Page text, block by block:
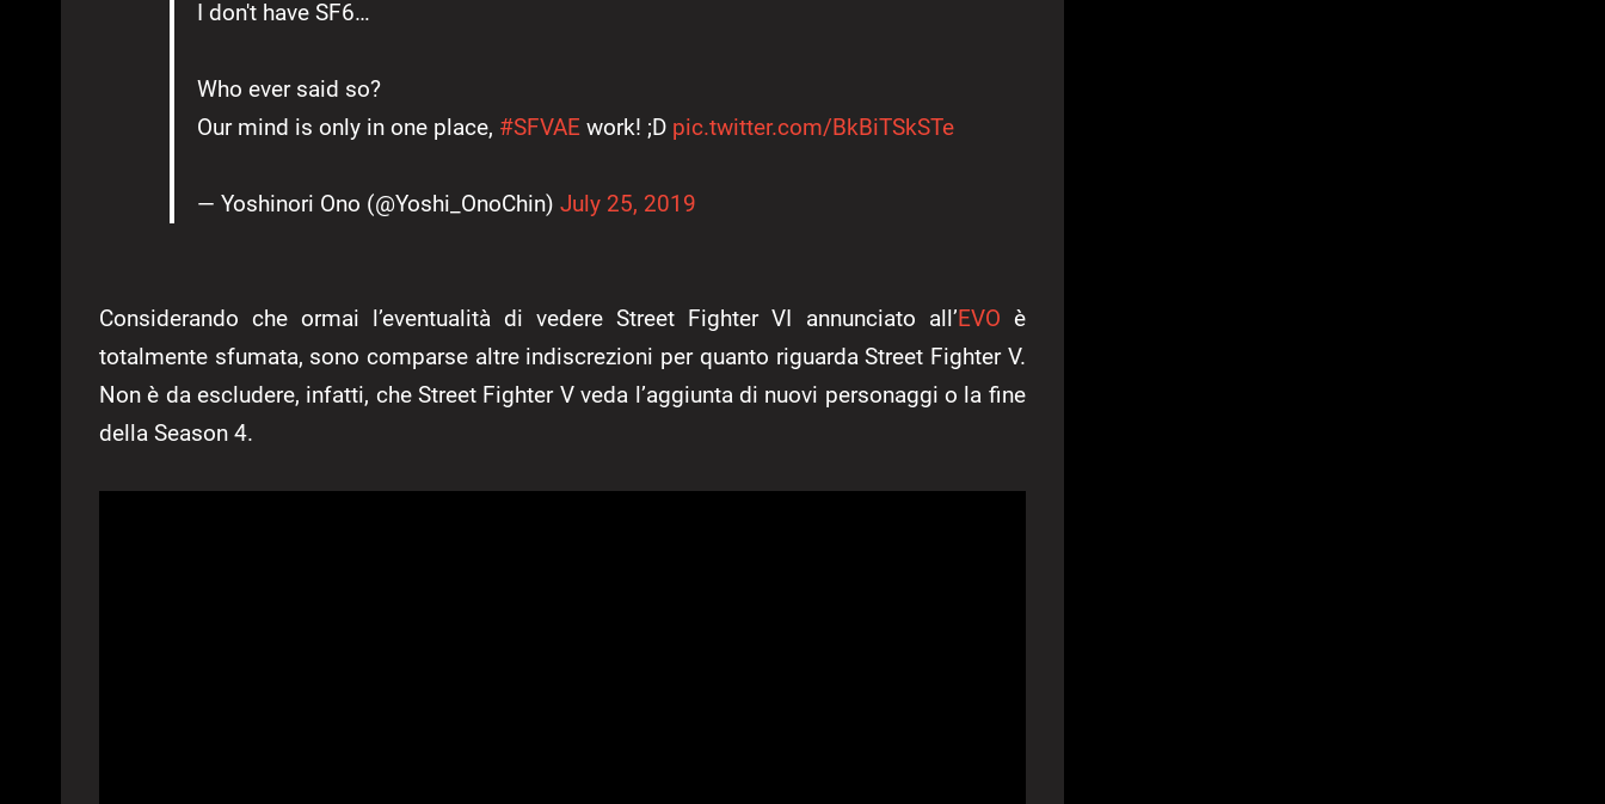
I don't have SF6…
Who ever said so?
Our mind is only in one place, #SFVAE work! ;D pic.twitter.com/BkBiTSkSTe
— Yoshinori Ono (@Yoshi_OnoChin)July 25, 2019
Considerando che ormai l’eventualità di vedere Street Fighter VI annunciato all’EVO è
totalmente sfumata, sono comparse altre indiscrezioni per quanto riguarda Street Fighter V.
Non è da escludere, infatti, che Street Fighter V veda l’aggiunta di nuovi personaggi o la fine
della Season 4.